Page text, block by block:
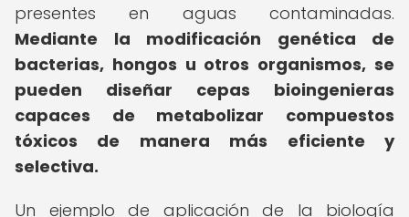
presentes en aguas contaminadas.
Mediante la modificación genética de
bacterias, hongos u otros organismos, se
pueden diseñar cepas bioingenieras
capaces de metabolizar compuestos
tóxicos de manera más eficiente y
selectiva.
Un ejemplo de aplicación de la biología